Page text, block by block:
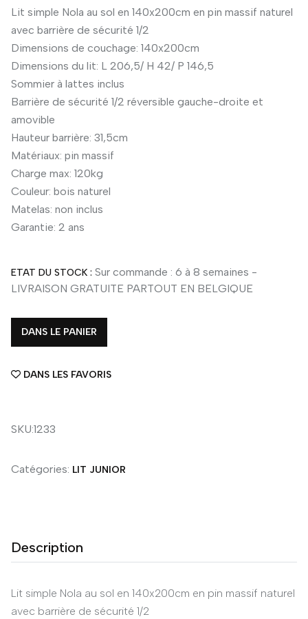
Lit simple Nola au sol en 140x200cm en pin massif naturel
avec barrière de sécurité 1/2
Dimensions de couchage: 140x200cm
Dimensions du lit: L 206,5/ H 42/ P 146,5
Sommier à lattes inclus
Barrière de sécurité 1/2 réversible gauche-droite et
amovible
Hauteur barrière: 31,5cm
Matériaux: pin massif
Charge max: 120kg
Couleur: bois naturel
Matelas: non inclus
Garantie: 2 ans
ETAT DU STOCK : Sur commande : 6 à 8 semaines -
LIVRAISON GRATUITE PARTOUT EN BELGIQUE
DANS LE PANIER
DANS LES FAVORIS
SKU:1233
Catégories: LIT JUNIOR
Description
Lit simple Nola au sol en 140x200cm en pin massif naturel
avec barrière de sécurité 1/2